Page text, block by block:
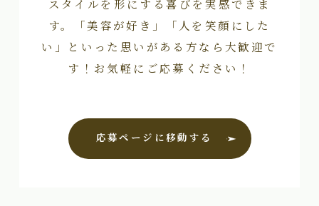
スタイルを形にする喜びを実感できま
す。「美容が好き」「人を笑顔にした
い」といった思いがある方なら大歓迎で
す！お気軽にご応募ください！
応募ページに移動する